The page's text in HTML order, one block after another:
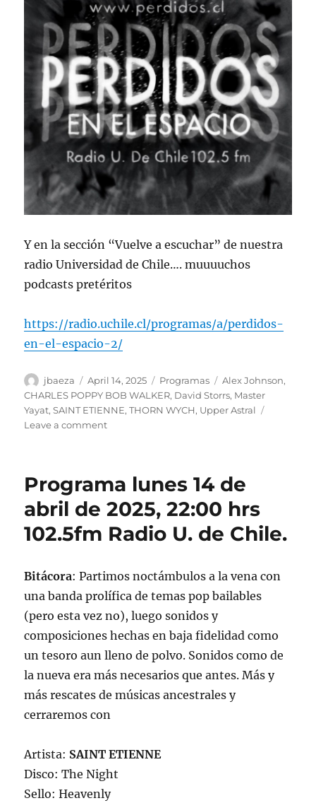
Y en la sección “Vuelve a escuchar” de nuestra
radio Universidad de Chile…. muuuuchos
podcasts pretéritos
https://radio.uchile.cl/programas/a/perdidos-
en-el-espacio-2/
Author
jbaeza
Posted
on
April 14, 2025 Categories
Programas Tags
Alex Johnson,
CHARLES POPPY BOB WALKER, David Storrs, Master
Yayat,SAINT ETIENNE,THORN WYCH, Upper Astral
Leave a commenton
14
abril
de
2025
Programa lunes 14 de
abril de 2025, 22:00 hrs
102.5fm Radio U. de Chile.
Bitácora: Partimos noctámbulos a la vena con
una banda prolífica de temas pop bailables
(pero esta vez no), luego sonidos y
composiciones hechas en baja fidelidad como
un tesoro aun lleno de polvo. Sonidos como de
la nueva era más necesarios que antes. Más y
más rescates de músicas ancestrales y
cerraremos con
Artista: SAINT ETIENNE
Disco: The Night
Sello: Heavenly